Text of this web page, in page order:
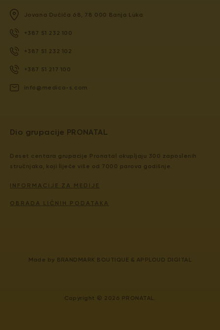
Dio grupacije PRONATAL
Deset centara grupacije Pronatal okupljaju 300 zaposlenih
stručnjaka, koji liječe više od 7000 parova godišnje.
INFORMACIJE ZA MEDIJE
OBRADA LIČNIH PODATAKA
Jovana Dučića 68, 78 000 Banja Luka
+387 51 232 100
+387 51 232 102
+387 51 217 100
info@medico-s.com
Copyright © 2026 PRONATAL.
Made by BRANDMARK BOUTIQUE & APPLOUD DIGITAL